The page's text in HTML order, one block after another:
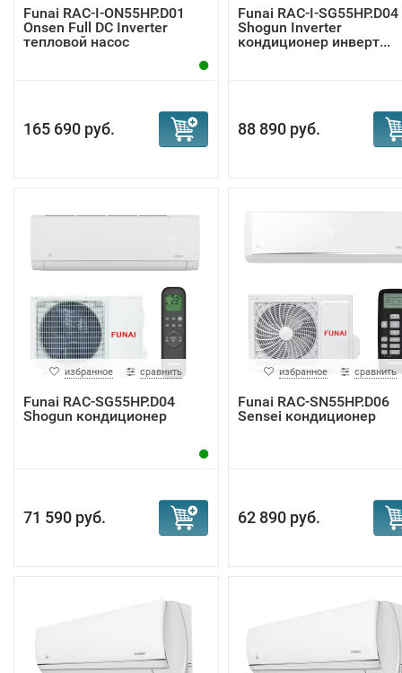
Funai RAC-I-ON55HP.D01
Onsen Full DC Inverter
тепловой насос
165 690 руб.
Funai RAC-I-SG55HP.D04
Shogun Inverter
кондиционер инверт...
88 890 руб.
избранное сравнить
Funai RAC-SG55HP.D04
Shogun кондиционер
71 590 руб.
избранное сравнить
Funai RAC-SN55HP.D06
Sensei кондиционер
62 890 руб.